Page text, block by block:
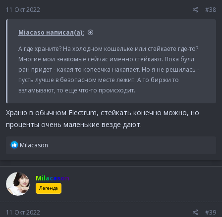
11 Окт 2022 #38
Miacaso написал(а):
А где храните? На холодном кошельке или стейкаете где-то?
Многие мои знакомые сейчас именно стейкают. Пока булл
ран придет - какая-то копеечка накапает. Но я не решилась -
пусть лучше в безопасном месте лежит. А то биржи то
взламывают, то еще что-то происходит.
Храню в обычном Electrum, стейкать конечно можно, но
проценты очень маленькие везде дают.
Р
к
ц
и
и
Milacason
Milacason
Легенда
11 Окт 2022 #39